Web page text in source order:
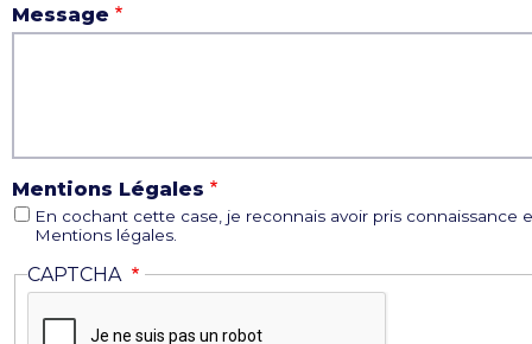
Message
Mentions Légales
En cochant cette case, je reconnais avoir pris connaissance
Mentions légales.
CAPTCHA